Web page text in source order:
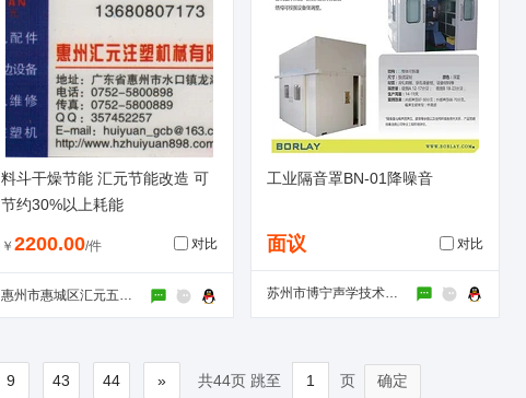
料斗干燥节能 汇元节能改造 可
节约30%以上耗能
￥ 2200.00/件 对比
惠州市惠城区汇元五金机械营业部
工业隔音罩BN-01降噪音
面议 对比
苏州市博宁声学技术工程有限公司
9 43 44 » 共44页 跳至 页